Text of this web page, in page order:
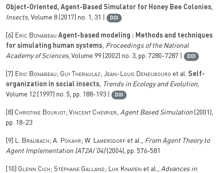
Object-Oriented, Agent-Based Simulator for Honey Bee Colonies,
Insects, Volume 8 (2017) no. 1, 31 | DOI
[6] Eric Bonabeau Agent-based modeling : Methods and techniques
for simulating human systems, Proceedings of the National
Academy of Sciences, Volume 99 (2002) no. 3, pp. 7280-7287 | DOI
[7] Eric Bonabeau; Guy Theraulaz; Jean-Louis Deneubourg et al. Self-
organization in social insects, Trends in Ecology and Evolution,
Volume 12 (1997) no. 5, pp. 188-193 | DOI
[8] Christine Bourjot; Vincent Chevrier, Agent Based Simulation (2001),
pp. 18-23
[9] L. Braubach; A. Pokahr; W. Lamersdorf et al., From Agent Theory to
Agent Implementation (AT2AI’04)(2004), pp. 576-581
[10] Glenn Cich; Stéphane Galland; Luk Knapen et al., Advances in